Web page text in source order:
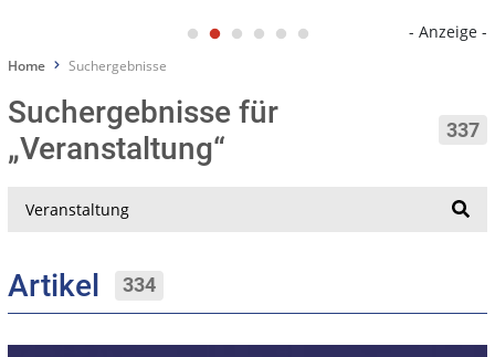
- Anzeige -
Home Suchergebnisse
Suchergebnisse für
„Veranstaltung“
337
Artikel 334